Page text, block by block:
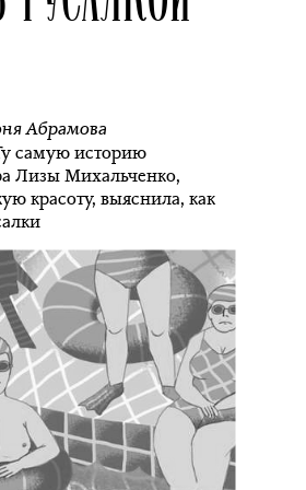
Абрамова
самую историю
Лизы Михальченко,
красоту, выяснила, как